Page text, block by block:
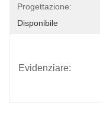
Progettazione:
Disponibile
Evidenziare: